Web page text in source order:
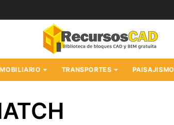
MOBILIARIO TRANSPORTES PAISAJISMO